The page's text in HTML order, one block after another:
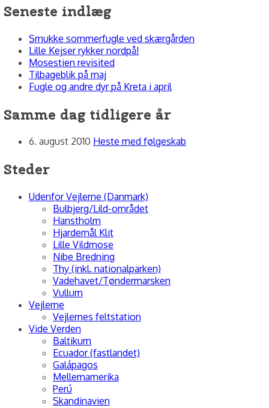
Seneste indlæg
Smukke sommerfugle ved skærgården
Lille Kejser rykker nordpå!
Mosestien revisited
Tilbageblik på maj
Fugle og andre dyr på Kreta i april
Samme dag tidligere år
6. august 2010 Heste med følgeskab
Steder
Udenfor Vejlerne (Danmark)
Bulbjerg/Lild-området
Hanstholm
Hjardemål Klit
Lille Vildmose
Nibe Bredning
Thy (inkl. nationalparken)
Vadehavet/Tøndermarsken
Vullum
Vejlerne
Vejlernes feltstation
Vide Verden
Baltikum
Ecuador (fastlandet)
Galápagos
Mellemamerika
Perú
Skandinavien